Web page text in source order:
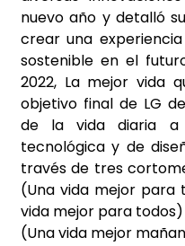
nuevo año y detalló
crear una
sostenible en el
2022, La mejor vida
objetivo final de LG
de la vida diaria a
tecnológica y de
través de tres
(Una vida mejor para
vida mejor para
(Una vida mejor